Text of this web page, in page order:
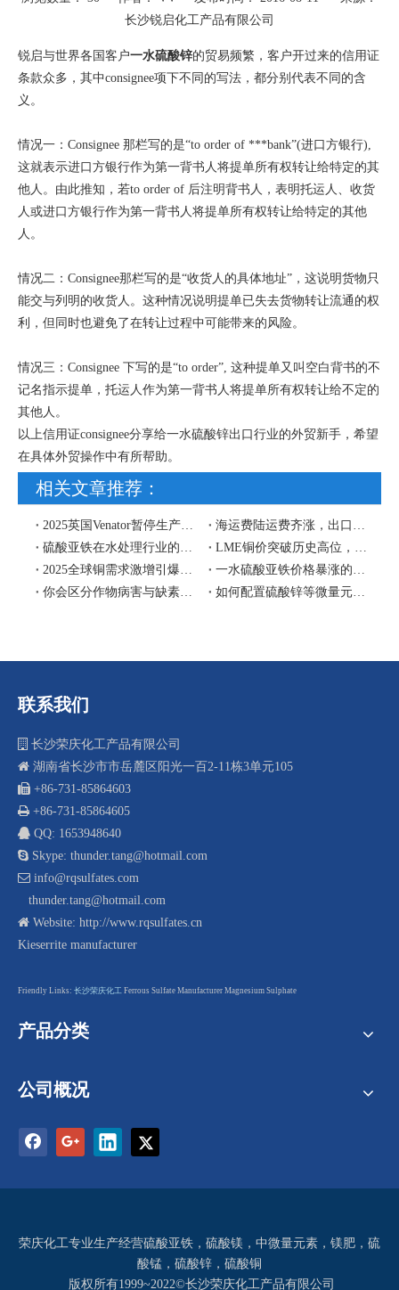
长沙锐启化工产品有限公司
["wechat","weibo","qzone","douban","email"]
锐启与世界各国客户一水硫酸锌的贸易频繁，客户开过来的信用证
条款众多，其中consignee项下不同的写法，都分别代表不同的含
义。
情况一：Consignee 那栏写的是“to order of ***bank”(进口方银行),
这就表示进口方银行作为第一背书人将提单所有权转让给特定的其
他人。由此推知，若to order of 后注明背书人，表明托运人、收货
人或进口方银行作为第一背书人将提单所有权转让给特定的其他
人。
情况二：Consignee那栏写的是“收货人的具体地址”，这说明货物只
能交与列明的收货人。这种情况说明提单已失去货物转让流通的权
利，但同时也避免了在转让过程中可能带来的风险。
情况三：Consignee 下写的是“to order”, 这种提单又叫空白背书的不
记名指示提单，托运人作为第一背书人将提单所有权转让给不定的
其他人。
以上信用证consignee分享给一水硫酸锌出口行业的外贸新手，希望
在具体外贸操作中有所帮助。
相关文章推荐：
联系我们
 长沙荣庆化工产品有限公司
 湖南省长沙市市岳麓区阳光一百2-11栋3单元105
 +86-731-85864603
 +86-731-85864605
 QQ: 1653948640
 Skype: thunder.tang@hotmail.com
 info@rqsulfates.com
thunder.tang@hotmail.com
 Website: http://www.rqsulfates.cn
Kieserrite manufacturer
Friendly Links: 长沙荣庆化工 Ferrous Sulfate Manufacturer Magnesium Sulphate
产品分类
公司概况
荣庆化工专业生产经营硫酸亚铁 ，硫酸镁，中微量元素，镁肥， 硫
酸锰 ， 硫酸锌 ， 硫酸铜
版权所有1999~2022©长沙荣庆化工产品有限公司